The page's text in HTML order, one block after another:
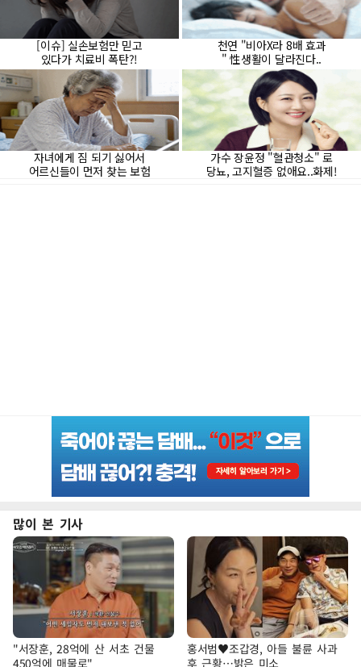
많이 본 기사
"서장훈, 28억에 산 서초 건물
450억에 매물로"
홍서범♥조갑경, 아들 불륜 사과
후 근황…밝은 미소